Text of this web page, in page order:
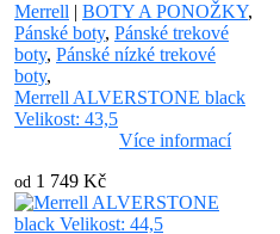
Merrell | BOTY A PONOŽKY,
Pánské boty, Pánské trekové
boty, Pánské nízké trekové
boty,
Merrell ALVERSTONE black
Velikost: 43,5
Více informací
od 1 749 Kč